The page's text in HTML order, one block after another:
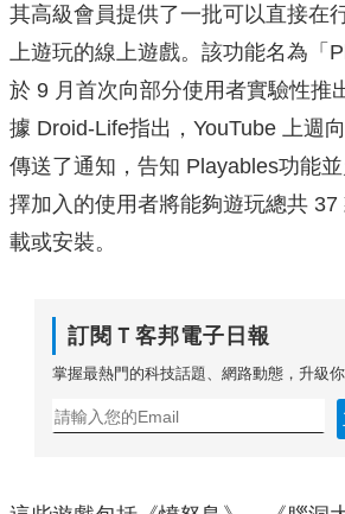
其高級會員提供了一批可以直接在
上遊玩的線上遊戲。該功能名為「
於 9 月首次向部分使用者實驗性推
據 Droid-Life指出，YouTube 上週
傳送了通知，告知 Playables功能
擇加入的使用者將能夠遊玩總共
載或安裝。
訂閱Ｔ客邦電子日報
掌握最熱門的科技話題、網路動態，升級